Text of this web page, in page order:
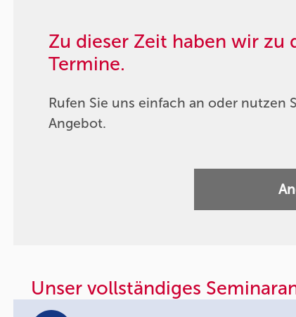
Zu dieser Zeit haben wir zu
Termine.
Rufen Sie uns einfach an oder nutzen
Angebot.
Unser vollständiges